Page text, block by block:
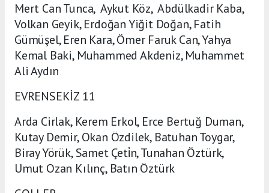
Mert Can Tunca, Aykut Köz, Abdülkadir Kaba,
Volkan Geyik, Erdoğan Yiğit Doğan, Fatih
Gümüşel, Eren Kara, Ömer Faruk Can, Yahya
Kemal Baki, Muhammed Akdeniz, Muhammet
Ali Aydın
EVRENSEKİZ 11
Arda Cirlak, Kerem Erkol, Erce Bertuğ Duman,
Kutay Demir, Okan Özdilek, Batuhan Toygar,
Biray Yörük, Samet Çeti̇n, Tunahan Öztürk,
Umut Ozan Kılınç, Batın Öztürk